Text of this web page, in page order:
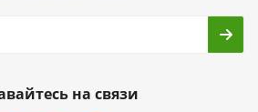
на связи